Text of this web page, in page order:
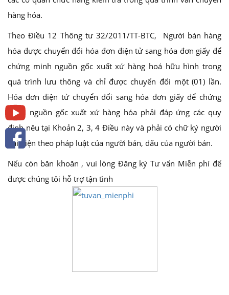
hàng hóa.
Theo Điều 12 Thông tư 32/2011/TT-BTC, Người bán hàng
hóa được chuyển đổi hóa đơn điện tử sang hóa đơn giấy để
chứng minh nguồn gốc xuất xứ hàng hoá hữu hình trong
quá trình lưu thông và chỉ được chuyển đổi một (01) lần.
Hóa đơn điện tử chuyển đổi sang hóa đơn giấy để chứng
minh nguồn gốc xuất xứ hàng hóa phải đáp ứng các quy
định nêu tại Khoản 2, 3, 4 Điều này và phải có chữ ký người
đại diện theo pháp luật của người bán, dấu của người bán.
Nếu còn băn khoăn , vui lòng Đăng ký Tư vấn Miễn phí để
được chúng tôi hỗ trợ tận tình